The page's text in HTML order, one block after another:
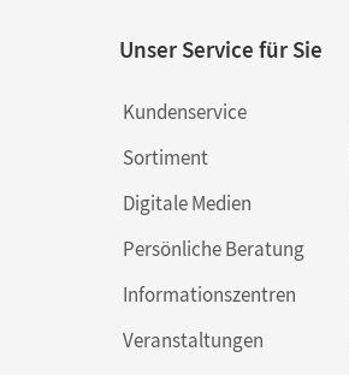
Unser Service für Sie
Kundenservice
Sortiment
Digitale Medien
Persönliche Beratung
Informationszentren
Veranstaltungen